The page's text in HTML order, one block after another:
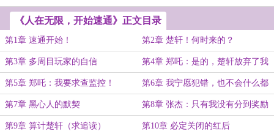
《人在无限，开始速通》正文目录
第1章 速通开始！ 第2章 楚轩！何时来的？
第3章 多周目玩家的自信 第4章 郑吒：是的，楚轩放弃了我
第5章 郑吒：我要求查监控！ 第6章 我宁愿犯错，也不会什么都
不做
第7章 黑心人的默契 第8章 张杰：只有我没有分到奖励
吗？
第9章 算计楚轩（求追读） 第10章 必定关闭的红后